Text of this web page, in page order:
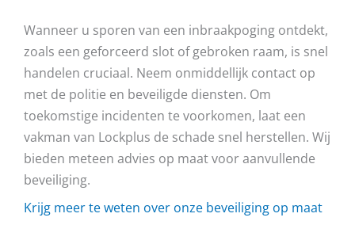
Wanneer u sporen van een inbraakpoging ontdekt,
zoals een geforceerd slot of gebroken raam, is snel
handelen cruciaal. Neem onmiddellijk contact op
met de politie en beveiligde diensten. Om
toekomstige incidenten te voorkomen, laat een
vakman van Lockplus de schade snel herstellen. Wij
bieden meteen advies op maat voor aanvullende
beveiliging.
Krijg meer te weten over onze beveiliging op maat